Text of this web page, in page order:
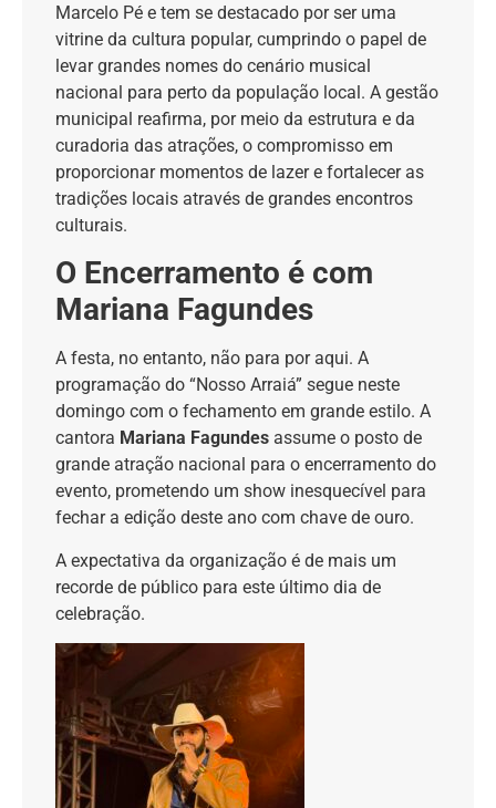
Marcelo Pé e tem se destacado por ser uma
vitrine da cultura popular, cumprindo o papel de
levar grandes nomes do cenário musical
nacional para perto da população local. A gestão
municipal reafirma, por meio da estrutura e da
curadoria das atrações, o compromisso em
proporcionar momentos de lazer e fortalecer as
tradições locais através de grandes encontros
culturais.
O Encerramento é com
Mariana Fagundes
A festa, no entanto, não para por aqui. A
programação do “Nosso Arraiá” segue neste
domingo com o fechamento em grande estilo. A
cantora Mariana Fagundes assume o posto de
grande atração nacional para o encerramento do
evento, prometendo um show inesquecível para
fechar a edição deste ano com chave de ouro.
A expectativa da organização é de mais um
recorde de público para este último dia de
celebração.